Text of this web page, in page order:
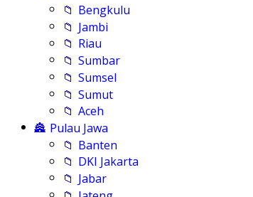
📁 Bengkulu
📁 Jambi
📁 Riau
📁 Sumbar
📁 Sumsel
📁 Sumut
📁 Aceh
🏯 Pulau Jawa
📁 Banten
📁 DKI Jakarta
📁 Jabar